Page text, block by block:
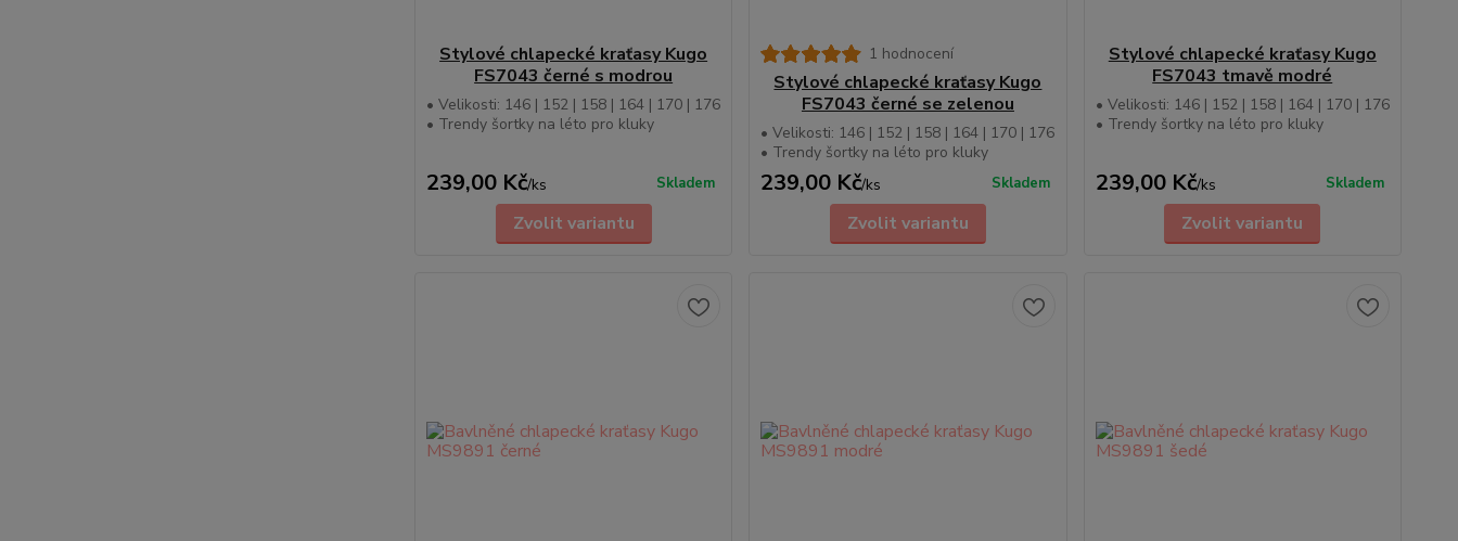
Stylové chlapecké kraťasy Kugo
FS7043 černé s modrou
• Velikosti: 146 | 152 | 158 | 164 | 170 | 176
• Trendy šortky na léto pro kluky
239,00 Kč/ks Skladem
Zvolit variantu
1 hodnocení
Stylové chlapecké kraťasy Kugo
FS7043 černé se zelenou
• Velikosti: 146 | 152 | 158 | 164 | 170 | 176
• Trendy šortky na léto pro kluky
239,00 Kč/ks Skladem
Zvolit variantu
Stylové chlapecké kraťasy Kugo
FS7043 tmavě modré
• Velikosti: 146 | 152 | 158 | 164 | 170 | 176
• Trendy šortky na léto pro kluky
239,00 Kč/ks Skladem
Zvolit variantu